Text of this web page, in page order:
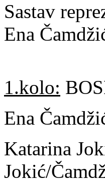
Sastav
Ena
1.kolo:
Ena
Katarina
Jokić/